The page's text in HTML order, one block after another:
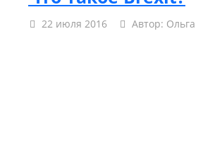
22 июля 2016 Автор: Ольга